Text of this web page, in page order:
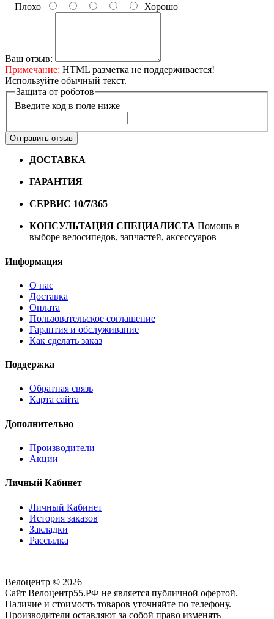
Плохо
Хорошо
Ваш отзыв:
Примечание: HTML разметка не поддерживается!
Используйте обычный текст.
Защита от роботов
Введите код в поле ниже
Отправить отзыв
ДОСТАВКА
ГАРАНТИЯ
СЕРВИС 10/7/365
КОНСУЛЬТАЦИЯ СПЕЦИАЛИСТА Помощь в
выборе велосипедов, запчастей, аксессуаров
Информация
О нас
Доставка
Оплата
Пользовательское соглашение
Гарантия и обслуживание
Как сделать заказ
Поддержка
Обратная связь
Карта сайта
Дополнительно
Производители
Акции
Личный Кабинет
Личный Кабинет
История заказов
Закладки
Рассылка
Велоцентр © 2026
Сайт Велоцентр55.РФ не является публичной офертой.
Наличие и стоимость товаров уточняйте по телефону.
Производители оставляют за собой право изменять